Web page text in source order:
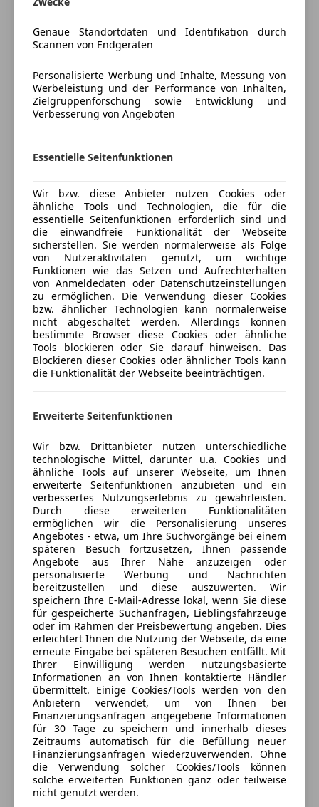
Luftfederung
Multifunktionslenkrad
Panoramadach
Regensensor
Schiebedach
Sitzheizung
Start/Stop-Automatik
Tempomat
Unterhaltung/Media
Android Auto
Apple CarPlay
Bluetooth
Bordcomputer
CD
DAB-Radio
Freisprecheinrichtung
Soundsystem
Sicherheit
ABS
Abstandstempomat
Abstandswarner
Alarmanlage
Beifahrerairbag
ESP
Fahrerairbag
Fernlichtassistent
Isofix
Kopfairbag
Kurvenlicht
LED-Scheinwerfer
LED-Tagfahrlicht
Müdigkeitswarnsystem
Notbremsassistent
Notrufsystem
Reifendruckkontrollsystem
Seitenairbag
Servolenkung
Spurhalteassistent
Fahrzeugbeschreibung:
Dieser BMW X7 vereint beeindruckende Leistung mit
kraftvolle 4,4-Liter V8 Mild-Hybrid-Motor garantiert
souveräne Fahrdynamik, während das adaptive
Luftfahrwerk zusammen mit dem M Sport Pro Paket
Merino, Carbon- und Glasapplikationen, eine 5-
Massagefunktion. Umfangreiche Assistenzsysteme
unterstützen Sie bei jedem Fahrmanöver – von
Parkassistent bis Driving Assistant Professional. Das
Panoramadach Sky Lounge sorgt für ein
lichtdurchflutetes Ambiente, ergänzt durch das
erstklassige Bowers & Wilkins Soundsystem. Ein
Fahrzeug, das Luxus, Sicherheit und Sportlichkeit
perfekt verbindet.
Fahrzeuginformation:
*Flexible Finanzierungsmöglichkeiten, auch ohne
Anzahlung
*Besichtigungen nur nach Terminvereinbarung
Optionales Garantiepaket (12–36 Monate) verfügbar
Sonderausstattung & technische Highlights:
*M Carbon Außenspiegel-Abdeckkappen
*Aktive Sitzbelüftung vorne
*Ambient Air-Paket für individuelle
Innenraumluftqualität
*Shadow-Line Exterieur
Mehr anzeigen
Versicherung
Kfz-Versicherung
Versicherungsschutz an Ihre Bedürfnisse
Freischaden-Gutschein ab Stufe 0
Auto einfach online versichern & Rabatt holen
Jetzt berechnen
Verkäufer Händler
SIZEK Motors GmbH
(100% Weiterempfehlungen)
Verkauf & Werkstatt
Geschlossen
Öffnet um 9:00
Peintner Straße 10,
4060 Leonding, AT
Kontakt
Sizek Motors
Alle Fahrzeuge des Anbieters
Anbieter kontaktieren
Deine Nachricht
Genaue Standortdaten und Identifikation durch
Scannen von Endgeräten
Personalisierte Werbung und Inhalte, Messung von
Werbeleistung und der Performance von Inhalten,
Zielgruppenforschung sowie Entwicklung und
Verbesserung von Angeboten
Essentielle Seitenfunktionen
Wir bzw. diese Anbieter nutzen Cookies oder
ähnliche Tools und Technologien, die für die
essentielle Seitenfunktionen erforderlich sind und
die einwandfreie Funktionalität der Webseite
sicherstellen. Sie werden normalerweise als Folge
von Nutzeraktivitäten genutzt, um wichtige
Funktionen wie das Setzen und Aufrechterhalten
von Anmeldedaten oder Datenschutzeinstellungen
zu ermöglichen. Die Verwendung dieser Cookies
bzw. ähnlicher Technologien kann normalerweise
nicht abgeschaltet werden. Allerdings können
bestimmte Browser diese Cookies oder ähnliche
Tools blockieren oder Sie darauf hinweisen. Das
Blockieren dieser Cookies oder ähnlicher Tools kann
die Funktionalität der Webseite beeinträchtigen.
Erweiterte Seitenfunktionen
Wir bzw. Drittanbieter nutzen unterschiedliche
technologische Mittel, darunter u.a. Cookies und
ähnliche Tools auf unserer Webseite, um Ihnen
erweiterte Seitenfunktionen anzubieten und ein
verbessertes Nutzungserlebnis zu gewährleisten.
Durch diese erweiterten Funktionalitäten
ermöglichen wir die Personalisierung unseres
Angebotes - etwa, um Ihre Suchvorgänge bei einem
späteren Besuch fortzusetzen, Ihnen passende
Angebote aus Ihrer Nähe anzuzeigen oder
personalisierte Werbung und Nachrichten
bereitzustellen und diese auszuwerten. Wir
speichern Ihre E-Mail-Adresse lokal, wenn Sie diese
für gespeicherte Suchanfragen, Lieblingsfahrzeuge
oder im Rahmen der Preisbewertung angeben. Dies
erleichtert Ihnen die Nutzung der Webseite, da eine
erneute Eingabe bei späteren Besuchen entfällt. Mit
Ihrer Einwilligung werden nutzungsbasierte
Informationen an von Ihnen kontaktierte Händler
übermittelt. Einige Cookies/Tools werden von den
Anbietern verwendet, um von Ihnen bei
Finanzierungsanfragen angegebene Informationen
für 30 Tage zu speichern und innerhalb dieses
Zeitraums automatisch für die Befüllung neuer
Finanzierungsanfragen wiederzuverwenden. Ohne
die Verwendung solcher Cookies/Tools können
solche erweiterten Funktionen ganz oder teilweise
nicht genutzt werden.